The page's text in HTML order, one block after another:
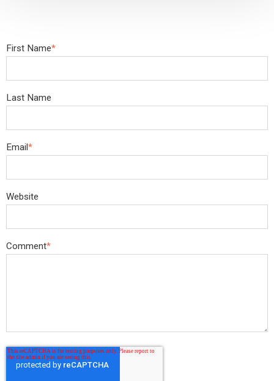
First Name*
Last Name
Email*
Website
Comment*